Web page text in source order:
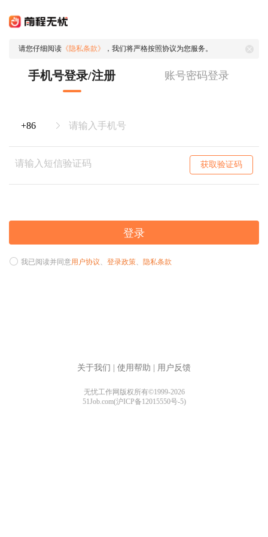
请您仔细阅读 《隐私条款》 ，我们将严格按照协议为您服务。
手机号登录/注册 账号密码登录
获取验证码
登录
我已阅读并同意用户协议、 登录政策、 隐私条款
关于我们 使用帮助 用户反馈
无忧工作网版权所有©1999-2026
51Job.com(沪ICP备12015550号-5)